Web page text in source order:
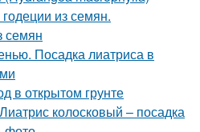
из семян.
семян
Посадка лиатриса в
в открытом грунте
колосковый – посадка